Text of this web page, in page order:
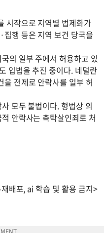
시작으로 지역별 법제화가
집행 등은 지역 보건 당국을
의 일부 주에서 허용하고 있
입법을 추진 중이다. 네덜란
전제로 안락사를 일부 허
모두 불법이다. 형법상 의
안락사는 촉탁살인죄로 처
배포, ai 학습 및 활용 금지>